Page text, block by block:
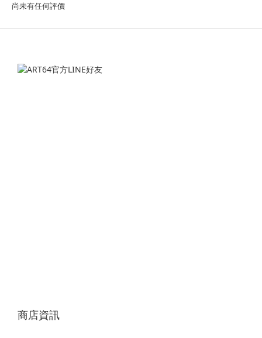
尚未有任何評價
商店資訊